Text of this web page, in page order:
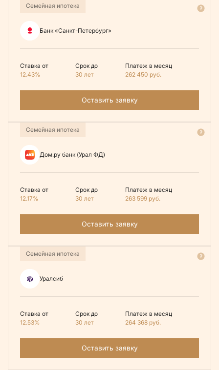
Семейная ипотека
Банк «Санкт-Петербург»
Ставка от
12.43%
Срок до
30 лет
Платеж в месяц
262 450 руб.
Оставить заявку
Семейная ипотека
Дом.ру банк (Урал ФД)
Ставка от
12.17%
Срок до
30 лет
Платеж в месяц
263 599 руб.
Оставить заявку
Семейная ипотека
Уралсиб
Ставка от
12.53%
Срок до
30 лет
Платеж в месяц
264 368 руб.
Оставить заявку